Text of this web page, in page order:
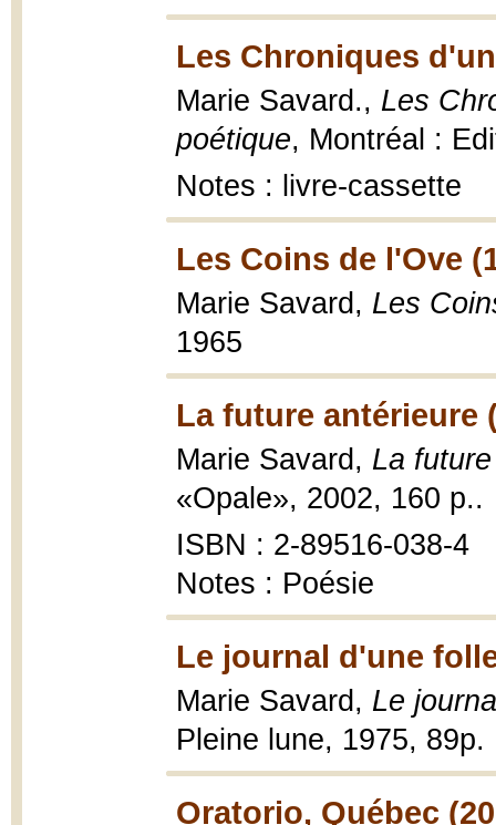
Les Chroniques
Marie Savard., Les
poétique, Montréal :
Notes : livre-cassette
Les Coins de l'Ove
Marie Savard, Les
1965
La future antérieure
Marie Savard, La
«Opale», 2002, 160 p..
ISBN : 2-89516-038-4
Notes : Poésie
Le journal d'une
Marie Savard, Le
Pleine lune, 1975,
Oratorio, Québec